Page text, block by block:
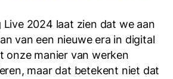
Live 2024 laat zien dat we aan
van een nieuwe era in digital
onze manier van werken
maar dat betekent niet dat